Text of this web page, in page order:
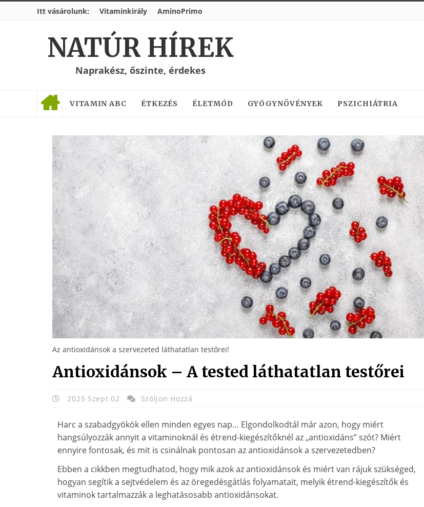
Itt vásárolunk: Vitaminkirály AminoPrimo
NATÚR HÍREK
Naprakész, őszinte, érdekes
VITAMIN ABC ÉTKEZÉS ÉLETMÓD GYÓGYNÖVÉNYEK PSZICHIÁTRIA
Az antioxidánsok a szervezeted láthatatlan testőrei!
Antioxidánsok – A tested láthatatlan testőrei
2025 Szept 02 Szóljon Hozzá
Harc a szabadgyökök ellen minden egyes nap… Elgondolkodtál már azon, hogy miért
hangsúlyozzák annyit a vitaminoknál és étrend-kiegészítőknél az „antioxidáns” szót? Miért
ennyire fontosak, és mit is csinálnak pontosan az antioxidánsok a szervezetedben?
Ebben a cikkben megtudhatod, hogy mik azok az antioxidánsok és miért van rájuk szükséged,
hogyan segítik a sejtvédelem és az öregedésgátlás folyamatait, melyik étrend-kiegészítők és
vitaminok tartalmazzák a leghatásosabb antioxidánsokat.